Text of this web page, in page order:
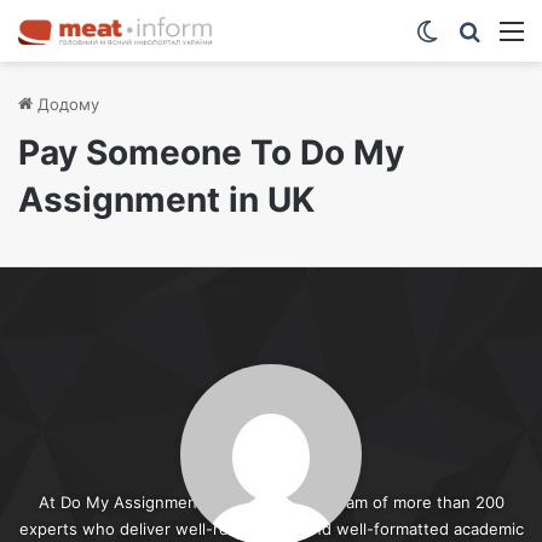
Switch skin
Додому
Pay Someone To Do My
Assignment in UK
At Do My Assignments UK, we have a team of more than 200
experts who deliver well-researched and well-formatted academic